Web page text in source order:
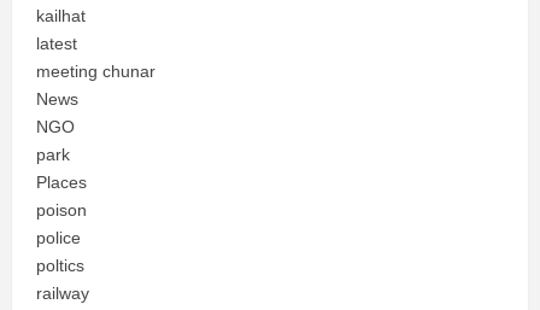
kailhat
latest
meeting chunar
News
NGO
park
Places
poison
police
poltics
railway